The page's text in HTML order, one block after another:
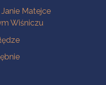
Matejce
Wiśniczu